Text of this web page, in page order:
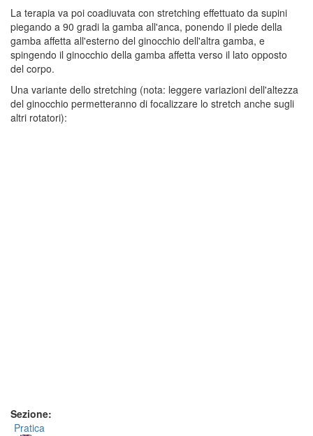
La terapia va poi coadiuvata con stretching effettuato da supini
piegando a 90 gradi la gamba all'anca, ponendo il piede della
gamba affetta all'esterno del ginocchio dell'altra gamba, e
spingendo il ginocchio della gamba affetta verso il lato opposto
del corpo.
Una variante dello stretching (nota: leggere variazioni dell'altezza
del ginocchio permetteranno di focalizzare lo stretch anche sugli
altri rotatori):
Sezione:
Pratica